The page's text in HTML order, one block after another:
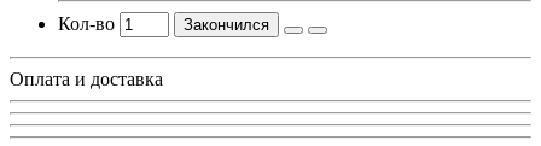
Кол-во Закончился
Оплата и доставка